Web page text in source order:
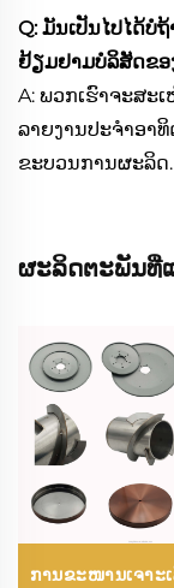
Q: ມັນເປັນໄປໄດ້ບໍ
ຢ້ຽມຢາມບໍລິສັດຂອ
A: ພວກເຮົາຈະສະ
ລາຍງານປະຈຳອາ
ຂະບວນການຜະລິດ.
ຜະລິດຕະພັນທີ່
ການຂະໜານເຈາະ